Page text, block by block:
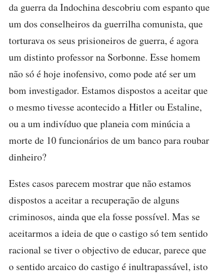
da guerra da Indochina descobriu com espanto que
um dos conselheiros da guerrilha comunista, que
torturava os seus prisioneiros de guerra, é agora
um distinto professor na Sorbonne. Esse homem
não só é hoje inofensivo, como pode até ser um
bom investigador. Estamos dispostos a aceitar que
o mesmo tivesse acontecido a Hitler ou Estaline,
ou a um indivíduo que planeia com minúcia a
morte de 10 funcionários de um banco para roubar
dinheiro?
Estes casos parecem mostrar que não estamos
dispostos a aceitar a recuperação de alguns
criminosos, ainda que ela fosse possível. Mas se
aceitarmos a ideia de que o castigo só tem sentido
racional se tiver o objectivo de educar, parece que
o sentido arcaico do castigo é inultrapassável, isto